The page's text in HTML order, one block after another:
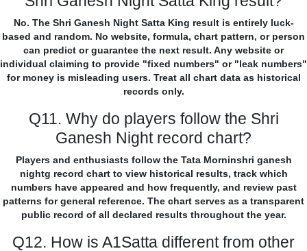
No. The Shri Ganesh Night Satta King result is entirely luck-
based and random. No website, formula, chart pattern, or person
can predict or guarantee the next result. Any website or
individual claiming to provide "fixed numbers" or "leak numbers"
for money is misleading users. Treat all chart data as historical
records only.
Q11. Why do players follow the Shri
Ganesh Night record chart?
Players and enthusiasts follow the Tata Morninshri ganesh
nightg record chart to view historical results, track which
numbers have appeared and how frequently, and review past
patterns for general reference. The chart serves as a transparent
public record of all declared results throughout the year.
Q12. How is A1Satta different from other